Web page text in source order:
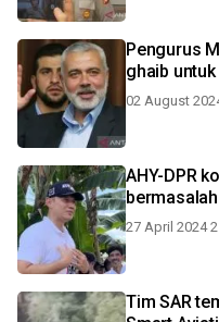
Pengurus
ghaib
02 August
AHY-DPR
bermasalah
27 April 2024
Tim SAR